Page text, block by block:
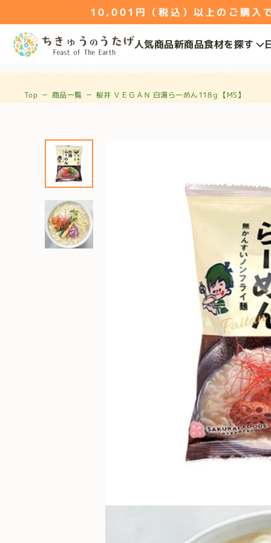
10,001円（税込）以上のご購入で送
人気商品新商品食材を探す
Top － 商品一覧 － 桜井 ＶＥＧＡＮ 白湯らーめん118ｇ【MS】